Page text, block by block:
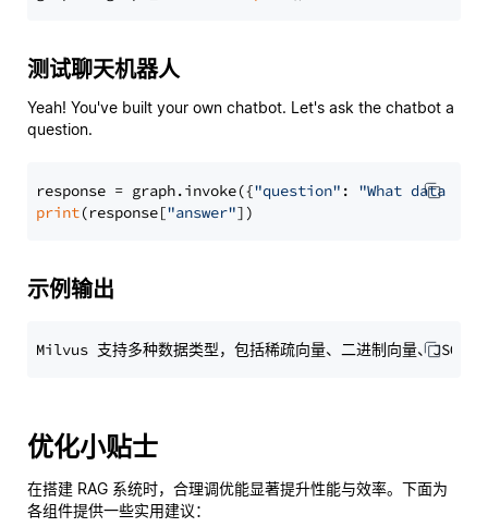
测试聊天机器人
Yeah! You've built your own chatbot. Let's ask the chatbot a
question.
response = graph.invoke({"question" : "What data
print(response["answer"
示例输出
优化小贴士
在搭建 RAG 系统时，合理调优能显著提升性能与效率。下面为
各组件提供一些实用建议：